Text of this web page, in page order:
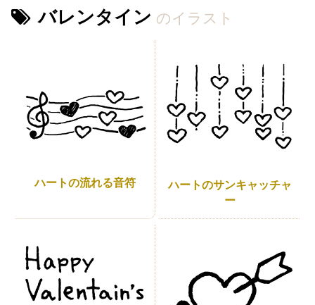
バレンタイン
ハートの流れる音符
ハートのサンキャッチャ
ー